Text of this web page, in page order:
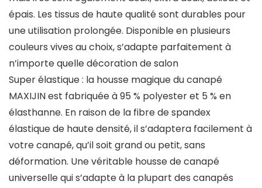
épais. Les tissus de haute qualité sont durables pour
une utilisation prolongée. Disponible en plusieurs
couleurs vives au choix, s’adapte parfaitement à
n’importe quelle décoration de salon
Super élastique : la housse magique du canapé
MAXIJIN est fabriquée à 95 % polyester et 5 % en
élasthanne. En raison de la fibre de spandex
élastique de haute densité, il s’adaptera facilement à
votre canapé, qu’il soit grand ou petit, sans
déformation. Une véritable housse de canapé
universelle qui s’adapte à la plupart des canapés